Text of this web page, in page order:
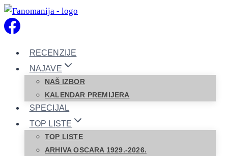
Skip
to
RECENZIJE
NAJAVE
NAŠ IZBOR
KALENDAR PREMIJERA
SPECIJAL
TOP LISTE
TOP LISTE
ARHIVA OSCARA 1929.-2026.